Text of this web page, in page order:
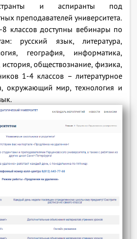
и аспиранты под
преподавателей университета.
классов доступны вебинары по
русский язык, литература,
география, информатика,
обществознание, физика,
1-4 классов – литературное
окружающий мир, технология и